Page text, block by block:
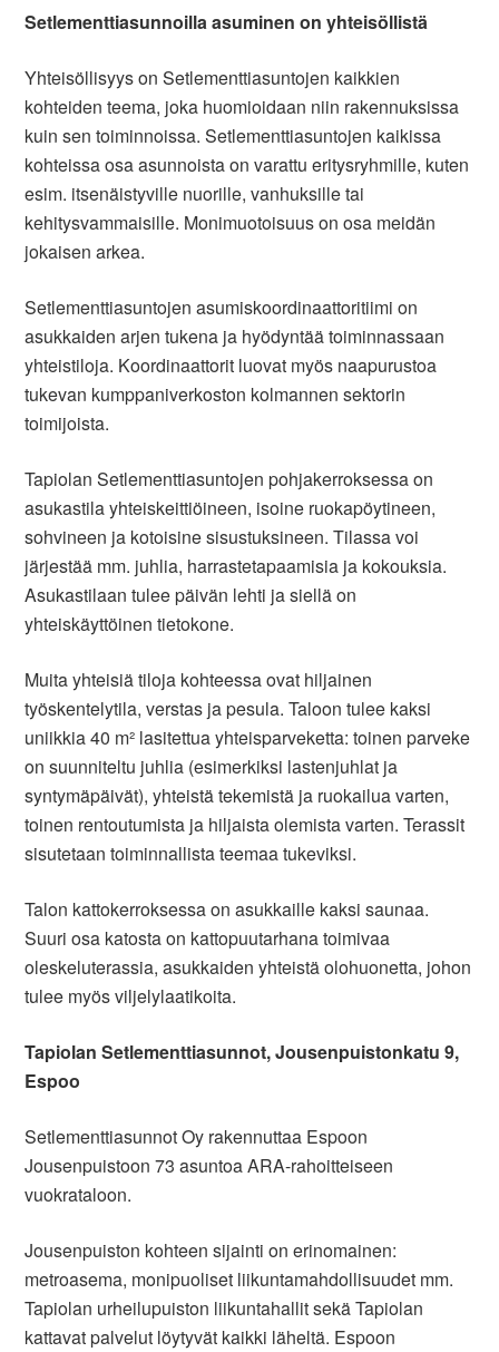
Setlementtiasunnoilla asuminen on yhteisöllistä
Yhteisöllisyys on Setlementtiasuntojen kaikkien
kohteiden teema, joka huomioidaan niin rakennuksissa
kuin sen toiminnoissa. Setlementtiasuntojen kaikissa
kohteissa osa asunnoista on varattu eritysryhmille, kuten
esim. itsenäistyville nuorille, vanhuksille tai
kehitysvammaisille. Monimuotoisuus on osa meidän
jokaisen arkea.
Setlementtiasuntojen asumiskoordinaattoritiimi on
asukkaiden arjen tukena ja hyödyntää toiminnassaan
yhteistiloja. Koordinaattorit luovat myös naapurustoa
tukevan kumppaniverkoston kolmannen sektorin
toimijoista.
Tapiolan Setlementtiasuntojen pohjakerroksessa on
asukastila yhteiskeittiöineen, isoine ruokapöytineen,
sohvineen ja kotoisine sisustuksineen. Tilassa voi
järjestää mm. juhlia, harrastetapaamisia ja kokouksia.
Asukastilaan tulee päivän lehti ja siellä on
yhteiskäyttöinen tietokone.
Muita yhteisiä tiloja kohteessa ovat hiljainen
työskentelytila, verstas ja pesula. Taloon tulee kaksi
uniikkia 40 m² lasitettua yhteisparveketta: toinen parveke
on suunniteltu juhlia (esimerkiksi lastenjuhlat ja
syntymäpäivät), yhteistä tekemistä ja ruokailua varten,
toinen rentoutumista ja hiljaista olemista varten. Terassit
sisutetaan toiminnallista teemaa tukeviksi.
Talon kattokerroksessa on asukkaille kaksi saunaa.
Suuri osa katosta on kattopuutarhana toimivaa
oleskeluterassia, asukkaiden yhteistä olohuonetta, johon
tulee myös viljelylaatikoita.
Tapiolan Setlementtiasunnot, Jousenpuistonkatu 9,
Espoo
Setlementtiasunnot Oy rakennuttaa Espoon
Jousenpuistoon 73 asuntoa ARA-rahoitteiseen
vuokrataloon.
Jousenpuiston kohteen sijainti on erinomainen:
metroasema, monipuoliset liikuntamahdollisuudet mm.
Tapiolan urheilupuiston liikuntahallit sekä Tapiolan
kattavat palvelut löytyvät kaikki läheltä. Espoon